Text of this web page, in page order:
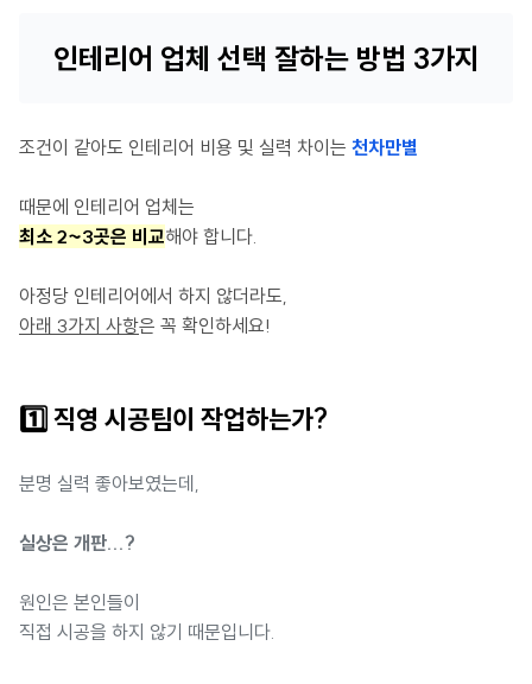
인테리어 업체 선택 잘하는 방법 3가지
조건이 같아도 인테리어 비용 및 실력 차이는 천차만별
때문에 인테리어 업체는
최소 2~3곳은 비교해야 합니다.
아정당 인테리어에서 하지 않더라도,
아래 3가지 사항은 꼭 확인하세요!
1️⃣ 직영 시공팀이 작업하는가?
분명 실력 좋아보였는데,
실상은 개판...?
원인은 본인들이
직접 시공을 하지 않기 때문입니다.